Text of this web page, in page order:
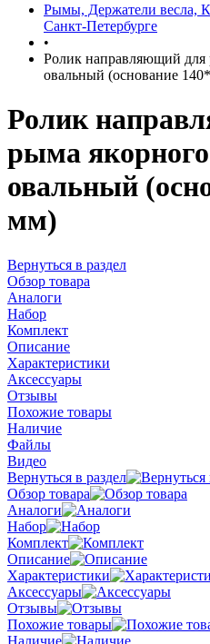
Рымы, Держатели весла,
Санкт-Петербурге
•
Ролик направляющий для
овальный (основание
Ролик
рыма
овальный
мм)
Вернуться в раздел
Обзор товара
Аналоги
Набор
Комплект
Описание
Характеристики
Аксессуары
Отзывы
Похожие товары
Наличие
Файлы
Видео
Вернуться в раздел
Обзор товара
Аналоги
Набор
Комплект
Описание
Характеристики
Аксессуары
Отзывы
Похожие товары
Наличие